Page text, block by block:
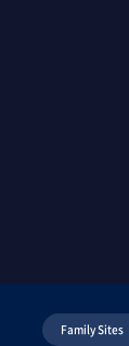
Family Sites